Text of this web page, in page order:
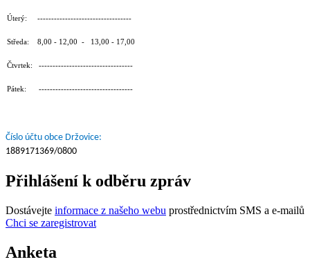
Úterý: ----------------------------------
Středa: 8,00 - 12,00 - 13,00 - 17,00
Čtvrtek: ----------------------------------
Pátek: ----------------------------------
Číslo účtu obce Držovice:
1889171369/0800
Přihlášení k odběru zpráv
Dostávejte informace z našeho webu prostřednictvím SMS a e-mailů
Chci se zaregistrovat
Anketa